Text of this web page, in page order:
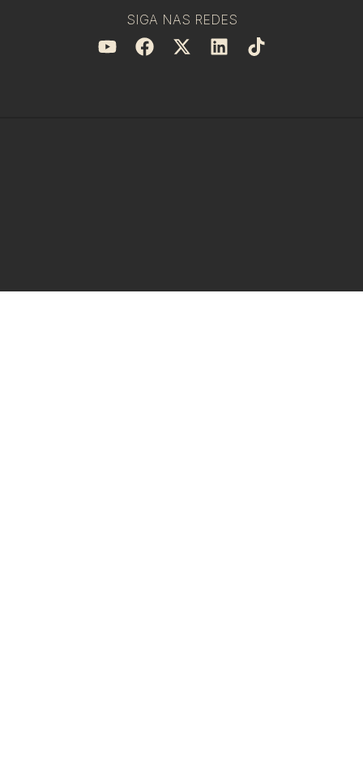
SIGA NAS REDES